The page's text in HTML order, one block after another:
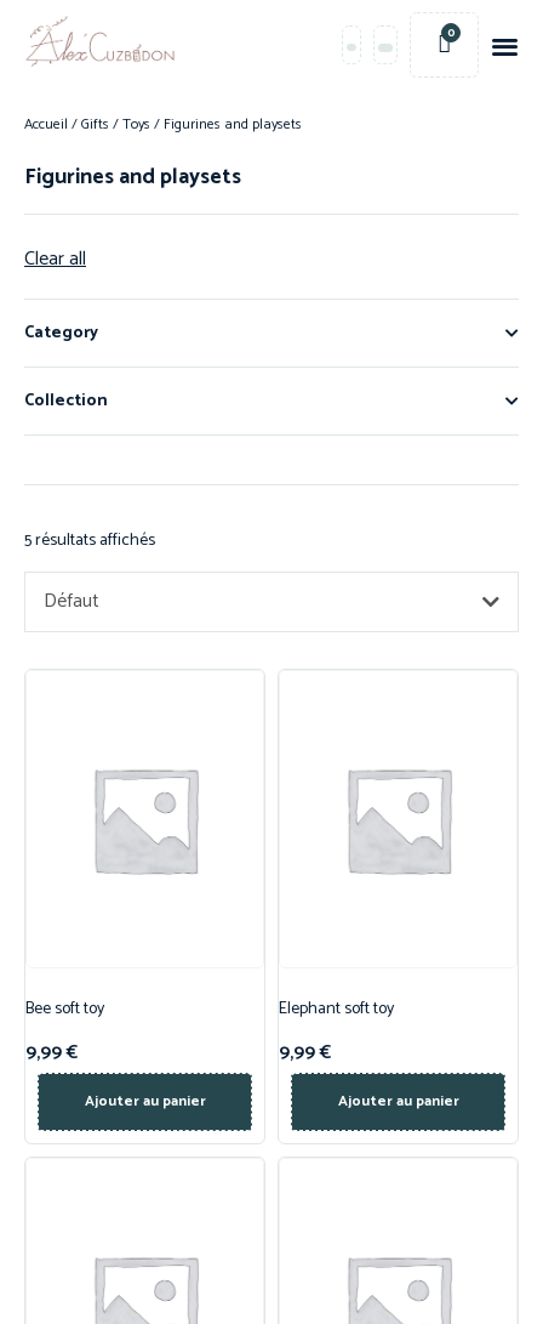
0
Accueil /Gifts /Toys / Figurines and playsets
Figurines and playsets
Clear all
Category
Collection
5 résultats affichés
Défaut
Bee soft toy
9,99€
Ajouter au panier
Elephant soft toy
9,99€
Ajouter au panier